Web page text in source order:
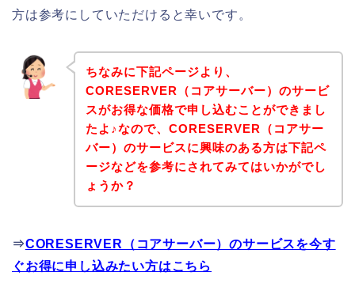
方は参考にしていただけると幸いです。
ちなみに下記ページより、
CORESERVER（コアサーバー）のサービ
スがお得な価格で申し込むことができまし
たよ♪なので、CORESERVER（コアサー
バー）のサービスに興味のある方は下記ペ
ージなどを参考にされてみてはいかがでし
ょうか？
⇒CORESERVER（コアサーバー）のサービスを今す
ぐお得に申し込みたい方はこちら